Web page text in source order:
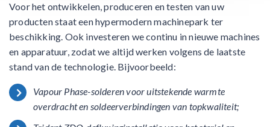
Voor het ontwikkelen, produceren en testen van uw
producten staat een hypermodern machinepark ter
beschikking. Ook investeren we continu in nieuwe machines
en apparatuur, zodat we altijd werken volgens de laatste
stand van de technologie. Bijvoorbeeld:
Vapour Phase-solderen voor uitstekende warmte
overdracht en soldeerverbindingen van topkwaliteit;